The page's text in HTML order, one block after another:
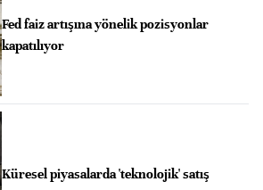
Fed faiz artışına yönelik pozisyonlar
kapatılıyor
Küresel piyasalarda 'teknolojik' satış